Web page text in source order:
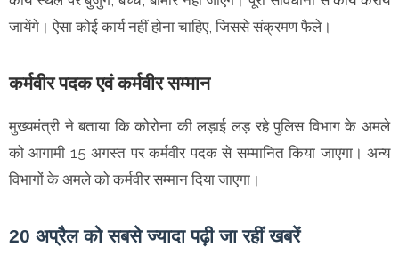
जायेंगे। ऐसा कोई कार्य नहीं होना चाहिए, जिससे संक्रमण फैले।
कर्मवीर पदक एवं कर्मवीर सम्मान
मुख्यमंत्री ने बताया कि कोरोना की लड़ाई लड़ रहे पुलिस विभाग के अमले
को आगामी 15 अगस्त पर कर्मवीर पदक से सम्मानित किया जाएगा। अन्य
विभागों के अमले को कर्मवीर सम्मान दिया जाएगा।
20 अप्रैल को सबसे ज्यादा पढ़ी जा रहीं खबरें